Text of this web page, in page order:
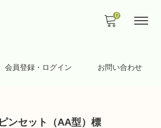
会員登録・ログイン お問い合わせ
0
ンセット（AA型）標